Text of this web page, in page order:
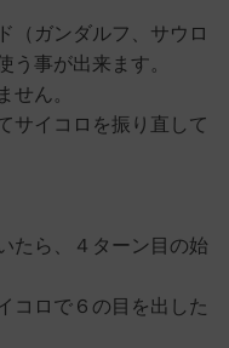
ンダルフ、サウロ
う事が出来ます。
ん。
コロを振り直して
、４ターン目の始
で６の目を出した